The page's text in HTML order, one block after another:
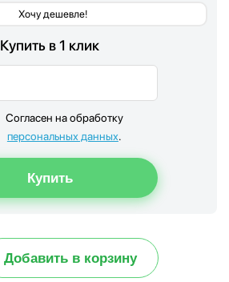
Хочу дешевле!
Купить в 1 клик
Согласен на обработку
персональных данных.
Добавить в корзину